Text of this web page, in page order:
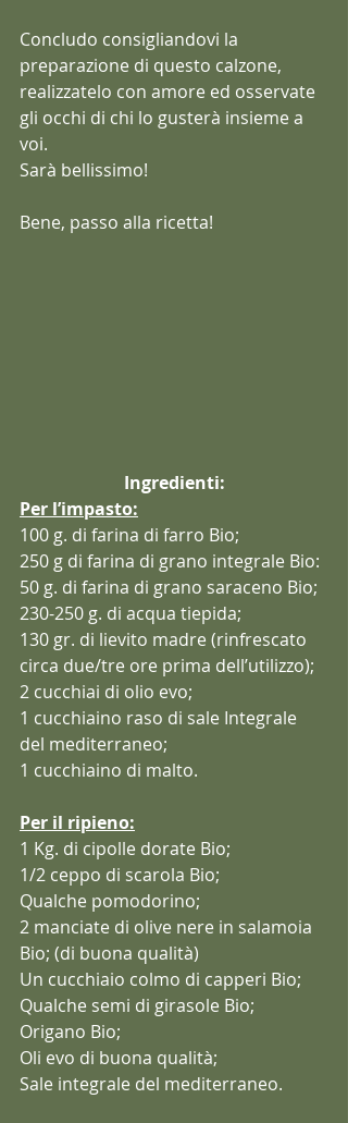
Concludo consigliandovi la
preparazione di questo calzone,
realizzatelo con amore ed osservate
gli occhi di chi lo gusterà insieme a
voi.
Sarà bellissimo!
Bene, passo alla ricetta!
Ingredienti:
Per l’impasto:
100 g. di farina di farro Bio;
250 g di farina di grano integrale Bio:
50 g. di farina di grano saraceno Bio;
230-250 g. di acqua tiepida;
130 gr. di lievito madre (rinfrescato
circa due/tre ore prima dell’utilizzo);
2 cucchiai di olio evo;
1 cucchiaino raso di sale Integrale
del mediterraneo;
1 cucchiaino di malto.
Per il ripieno:
1 Kg. di cipolle dorate Bio;
1/2 ceppo di scarola Bio;
Qualche pomodorino;
2 manciate di olive nere in salamoia
Bio; (di buona qualità)
Un cucchiaio colmo di capperi Bio;
Qualche semi di girasole Bio;
Origano Bio;
Oli evo di buona qualità;
Sale integrale del mediterraneo.